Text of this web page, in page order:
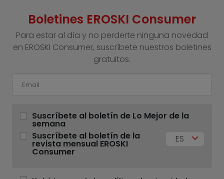
Boletines EROSKI Consumer
Para estar al día y no perderte ninguna novedad
en EROSKI Consumer, suscríbete nuestros boletines
gratuitos.
Suscríbete al boletín de Lo Mejor de la
semana
Suscríbete al boletín de la
revista mensual EROSKI
Consumer
ES